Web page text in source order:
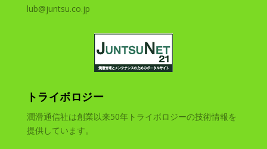
lub@juntsu.co.jp
トライボロジー
潤滑通信社は創業以来50年トライボロジーの技術情報を
提供しています。